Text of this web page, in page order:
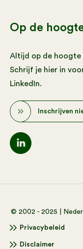
Op de
Altijd op de hoogte
Schrijf je hier in
LinkedIn.
Inschrijven
© 2002 - 2025 |
Privacybeleid
Disclaimer